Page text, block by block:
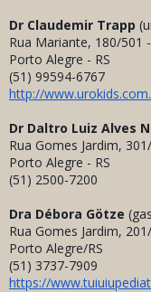
Dr Claudemir Trapp
Rua Mariante, 180/501
Porto Alegre - RS
(51) 99594-6767
http://
Dr Daltro Luiz Alves
Rua Gomes Jardim,
Porto Alegre - RS
(51) 2500-7200
Dra Débora Götze
Rua Gomes Jardim,
Porto Alegre/RS
(51) 3737-7909
https://